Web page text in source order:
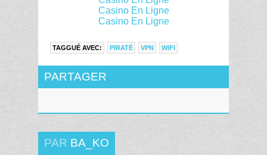
Casino En Ligne
Casino En Ligne
TAGGUÉ AVEC: PIRATÉ VPN WIFI
PARTAGER
PAR BA_KO